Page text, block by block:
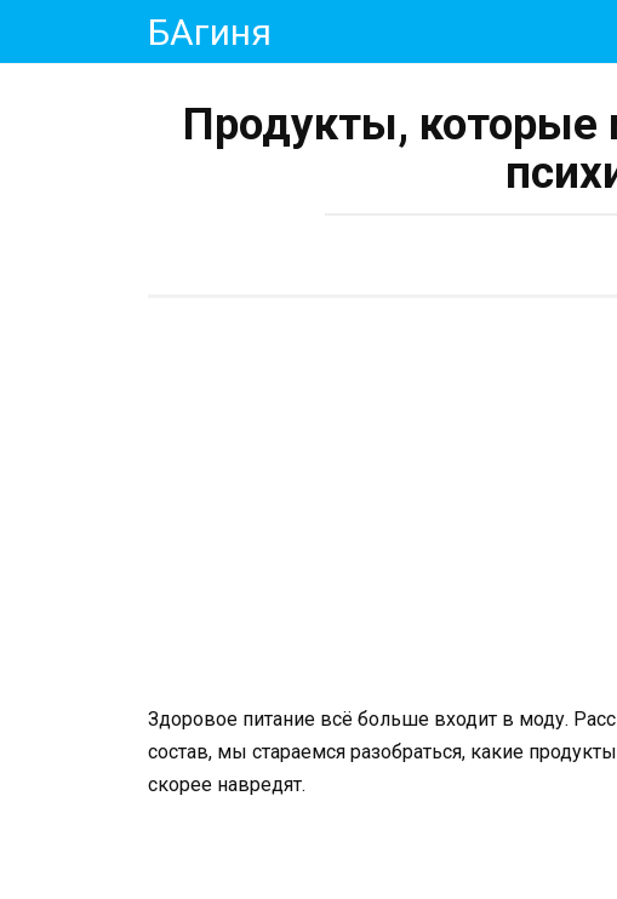
контенту
БАгиня
Продукты, которые
Здоровое питание всё больше входит в моду.
состав, мы стараемся разобраться, какие
скорее навредят.